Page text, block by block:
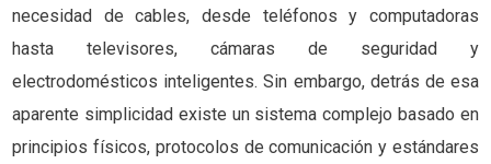
necesidad de cables, desde teléfonos y computadoras
hasta televisores, cámaras de seguridad y
electrodomésticos inteligentes. Sin embargo, detrás de esa
aparente simplicidad existe un sistema complejo basado en
principios físicos, protocolos de comunicación y estándares